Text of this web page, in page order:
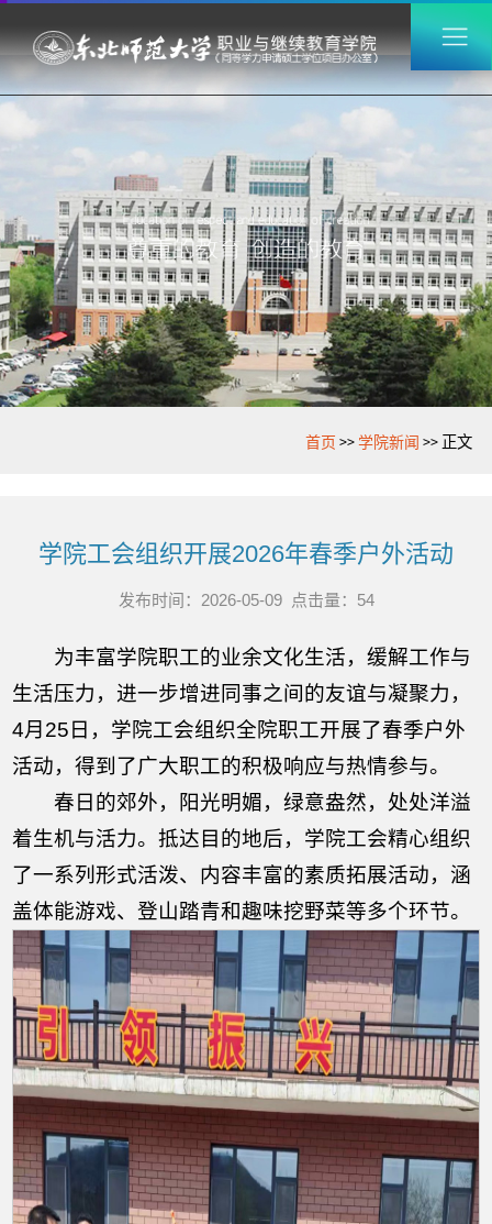
首页 >>学院新闻 >> 正文
学院工会组织开展2026年春季户外活动
发布时间：2026-05-09 点击量： 54
为丰富学院职工的业余文化生活，缓解工作与
生活压力，进一步增进同事之间的友谊与凝聚力，
4月25日，学院工会组织全院职工开展了春季户外
活动，得到了广大职工的积极响应与热情参与。
春日的郊外，阳光明媚，绿意盎然，处处洋溢
着生机与活力。抵达目的地后，学院工会精心组织
了一系列形式活泼、内容丰富的素质拓展活动，涵
盖体能游戏、登山踏青和趣味挖野菜等多个环节。